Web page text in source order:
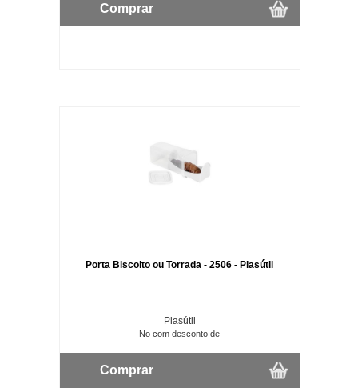
Comprar
Porta Biscoito ou Torrada - 2506 - Plasútil
Plasútil
No com desconto de
Comprar